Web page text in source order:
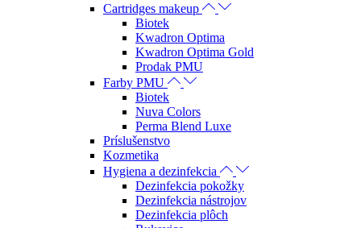
Cartridges makeup
Biotek
Kwadron Optima
Kwadron Optima Gold
Prodak PMU
Farby PMU
Biotek
Nuva Colors
Perma Blend Luxe
Príslušenstvo
Kozmetika
Hygiena a dezinfekcia
Dezinfekcia pokožky
Dezinfekcia nástrojov
Dezinfekcia plôch